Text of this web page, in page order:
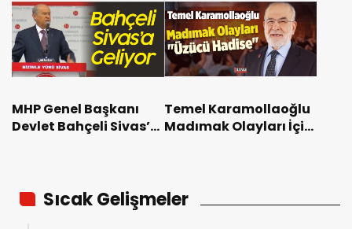
MHP Genel Başkanı
Devlet Bahçeli Sivas’a
Temel Karamollaoğlu
Madımak Olayları İçin
Sıcak Gelişmeler